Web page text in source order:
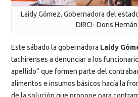
Laidy Gómez, Gobernadora del
DIRCI- Doris
Este sábado la gobernadora Laidy
tachirenses a denunciar a los
apellido” que formen parte del
alimentos e insumos básicos hacía la
de la solución que propone para